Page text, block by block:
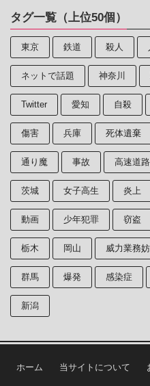
タグ一覧（上位50個）
東京 鉄道 殺人
ネットで話題 神奈川
Twitter 愛知 自殺
傷害 兵庫 死体遺棄
通り魔 事故 高速道路
茨城 女子高生 炎上
動画 少年犯罪 窃盗
栃木 岡山 威力業務
群馬 爆発 感染症
新潟
ホーム 当サイトについて